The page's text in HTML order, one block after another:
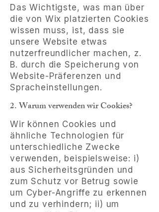
Das Wichtigste, was man über
die von Wix platzierten Cookies
wissen muss, ist, dass sie
unsere Website etwas
nutzerfreundlicher machen, z.
B. durch die Speicherung von
Website-Präferenzen und
Spracheinstellungen.
2. Warum verwenden wir Cookies?
Wir können Cookies und
ähnliche Technologien für
unterschiedliche Zwecke
verwenden, beispielsweise: i)
aus Sicherheitsgründen und
zum Schutz vor Betrug sowie
um Cyber-Angriffe zu erkennen
und zu verhindern; ii) um